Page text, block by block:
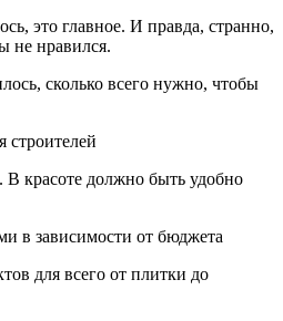
это главное. И правда, странно,
не нравился.
сколько всего нужно, чтобы
строителей
В красоте должно быть удобно
в зависимости от бюджета
для всего от плитки до